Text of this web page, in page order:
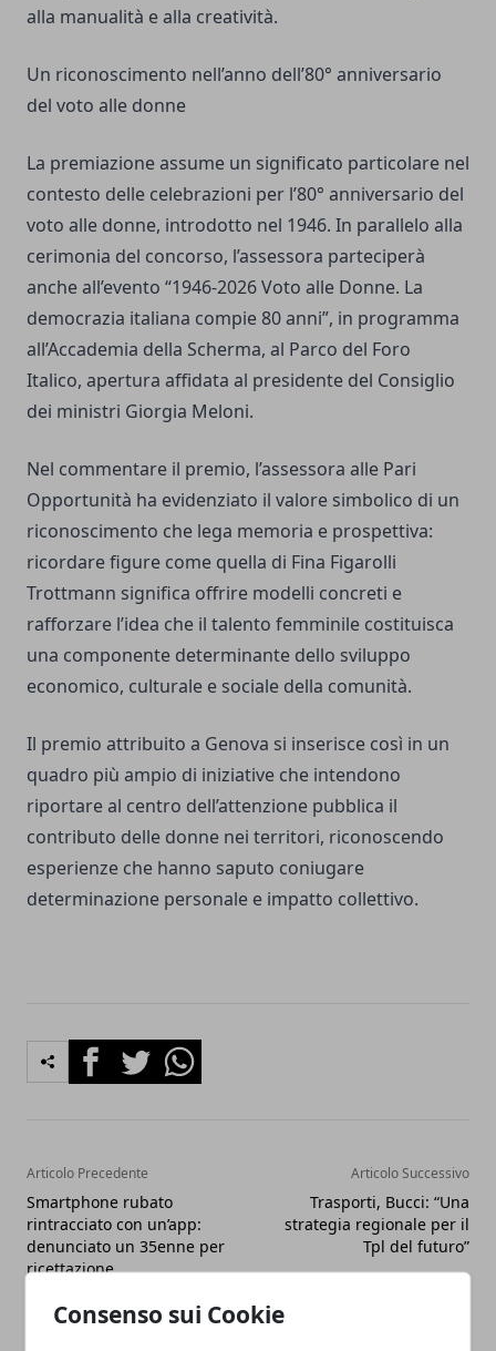
Consenso sui Cookie
alla manualità e alla creatività.
Un riconoscimento nell’anno dell’80° anniversario
del voto alle donne
La premiazione assume un significato particolare nel
contesto delle celebrazioni per l’80° anniversario del
voto alle donne, introdotto nel 1946. In parallelo alla
cerimonia del concorso, l’assessora parteciperà
anche all’evento “1946-2026 Voto alle Donne. La
democrazia italiana compie 80 anni”, in programma
all’Accademia della Scherma, al Parco del Foro
Italico, apertura affidata al presidente del Consiglio
dei ministri Giorgia Meloni.
Nel commentare il premio, l’assessora alle Pari
Opportunità ha evidenziato il valore simbolico di un
riconoscimento che lega memoria e prospettiva:
ricordare figure come quella di Fina Figarolli
Trottmann significa offrire modelli concreti e
rafforzare l’idea che il talento femminile costituisca
una componente determinante dello sviluppo
economico, culturale e sociale della comunità.
Il premio attribuito a Genova si inserisce così in un
quadro più ampio di iniziative che intendono
riportare al centro dell’attenzione pubblica il
contributo delle donne nei territori, riconoscendo
esperienze che hanno saputo coniugare
determinazione personale e impatto collettivo.
FacebookTwitterWhatsapp
Articolo Precedente
Smartphone rubato
rintracciato con un’app:
denunciato un 35enne per
ricettazione
Articolo Successivo
Trasporti, Bucci: “Una
strategia regionale per il
Tpl del futuro”